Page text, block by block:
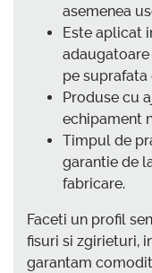
asemenea
Este aplicat
pe suprafata
Produse cu
echipament
Timpul de
garantie de
fabricare.
Faceti un profil
fisuri si zgirieturi,
garantam